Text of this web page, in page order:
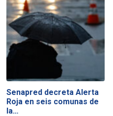
Senapred decreta Alerta
Roja en seis comunas de
la…